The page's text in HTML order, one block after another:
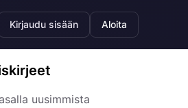
Kirjaudu sisään Aloita
uusimmista